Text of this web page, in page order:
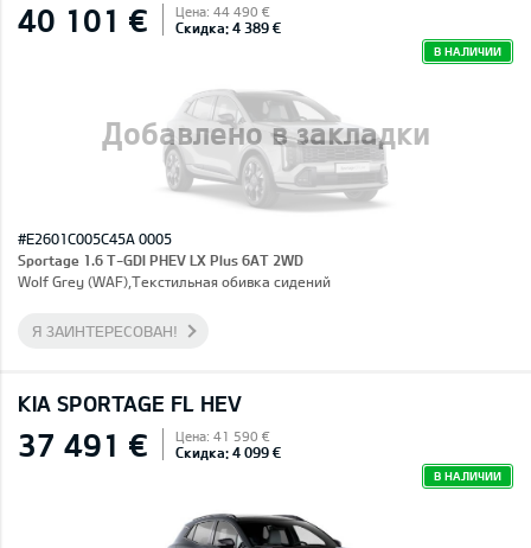
Добавлено в закладки
40 101 € Цена: 44 490 €
Скидка: 4 389 €
В НАЛИЧИИ
#E2601C005C45A 0005
Sportage 1.6 T-GDI PHEV LX Plus 6AT 2WD
Wolf Grey (WAF),Текстильная обивка сидений
Я ЗАИНТЕРЕСОВАН!
KIA SPORTAGE FL HEV
37 491 € Цена: 41 590 €
Скидка: 4 099 €
В НАЛИЧИИ